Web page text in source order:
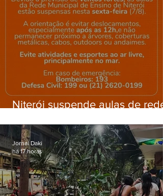
Niterói suspende aulas de rede
ventos fortes nesta sexta (7)
Jornal Daki
há 17 horas